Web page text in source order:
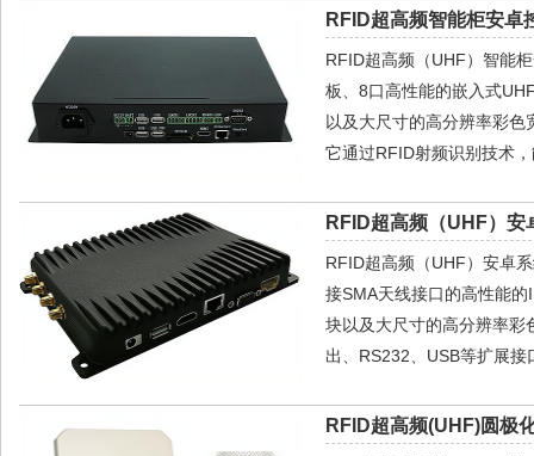
RFID超高频智能柜安卓
RFID超高频（UHF）智能
板、8口高性能的嵌入式
以及大尺寸的高分辨率彩
它通过RFID射频识别技术
RFID超高频（UHF）
RFID超高频（UHF）安卓
接SMA天线接口的高性能
块以及大尺寸的高分辨率彩
出、RS232、USB等扩展
RFID超高频(UHF)圆极